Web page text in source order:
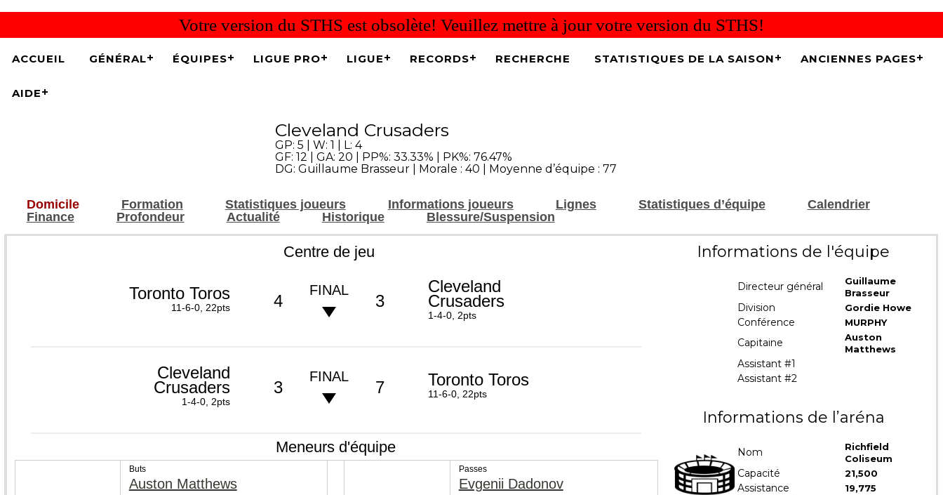
Votre version du STHS est obsolète! Veuillez mettre à jour votre version du STHS!
ACCUEIL GÉNÉRAL ÉQUIPES LIGUE PRO LIGUE RECORDS RECHERCHE STATISTIQUES DE LA SAISON ANCIENNES PAGES
AIDE
Cleveland Crusaders
GP: 5 | W: 1 | L: 4
GF: 12 | GA: 20 | PP%: 33.33% | PK%: 76.47%
DG: Guillaume Brasseur | Morale : 40 | Moyenne d’équipe : 77
Domicile Formation Statistiques joueurs Informations joueurs Lignes Statistiques d’équipe
Calendrier
Finance
Profondeur Actualité Historique Blessure/Suspension
Centre de jeu
Toronto Toros
11-6-0, 22pts 4
FINAL
3
Cleveland
Crusaders
1-4-0, 2pts
Cleveland
Crusaders
1-4-0, 2pts
3
FINAL
7 Toronto Toros
11-6-0, 22pts
Meneurs d'équipe
Buts
Auston Matthews
Passes
Evgenii Dadonov
Informations de l'équipe
Directeur général
Guillaume
Brasseur
Division Gordie Howe
Conférence MURPHY
Capitaine
Auston
Matthews
Assistant #1
Assistant #2
Informations de l’aréna
Nom
Richfield
Coliseum
Capacité 21,500
Assistance 19,775